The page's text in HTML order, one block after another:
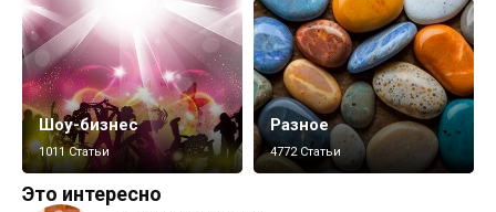
Шоу-бизнес
1011 Статьи
Разное
4772 Статьи
Это интересно